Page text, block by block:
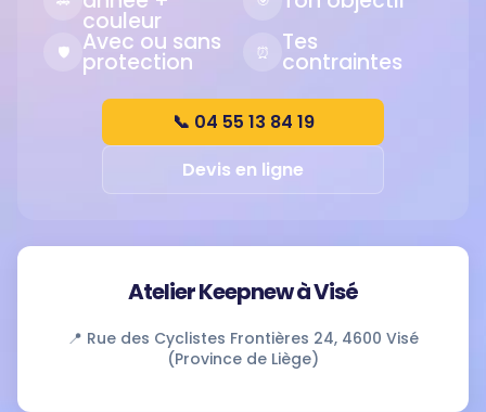
couleur
🛡️ Avec ou sans
protection ⏰ Tes
contraintes
📞 04 55 13 84 19
Devis en ligne
Atelier Keepnew à Visé
📍 Rue des Cyclistes Frontières 24, 4600 Visé
(Province de Liège)